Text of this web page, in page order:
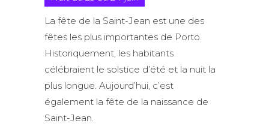
La fête de la Saint-Jean est une des
fêtes les plus importantes de Porto.
Historiquement, les habitants
célébraient le solstice d’été et la nuit la
plus longue. Aujourd’hui, c’est
également la fête de la naissance de
Saint-Jean.